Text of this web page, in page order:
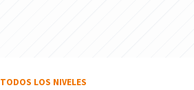
TODOS LOS NIVELES